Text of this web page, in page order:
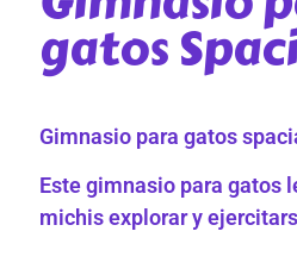
gatos
Gimnasio para gatos
Este gimnasio para gatos
michis explorar y